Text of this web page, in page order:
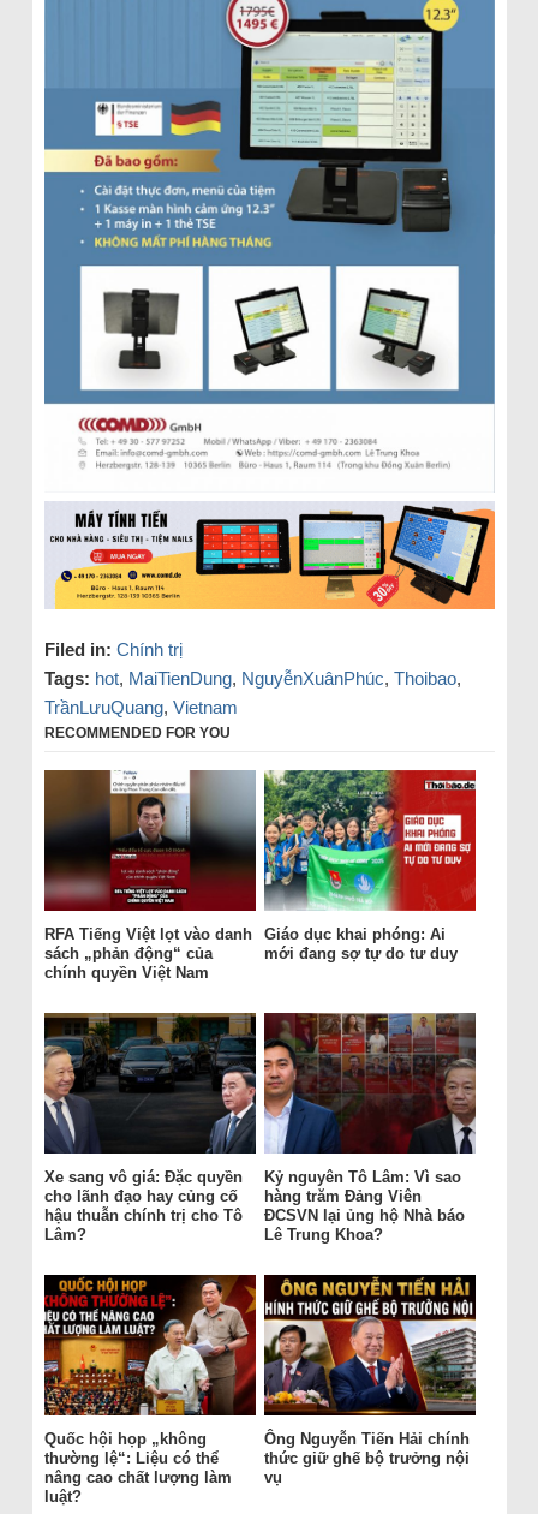
Filed in: Chính trị
Tags: hot, MaiTienDung, NguyễnXuânPhúc, Thoibao,
TrầnLưuQuang, Vietnam
RECOMMENDED FOR YOU
RFA Tiếng Việt lọt vào danh
sách „phản động“ của
chính quyền Việt Nam
Giáo dục khai phóng: Ai
mới đang sợ tự do tư duy
Xe sang vô giá: Đặc quyền
cho lãnh đạo hay củng cố
hậu thuẫn chính trị cho Tô
Lâm?
Kỷ nguyên Tô Lâm: Vì sao
hàng trăm Đảng Viên
ĐCSVN lại ủng hộ Nhà báo
Lê Trung Khoa?
Quốc hội họp „không
thường lệ“: Liệu có thể
nâng cao chất lượng làm
luật?
Ông Nguyễn Tiến Hải chính
thức giữ ghế bộ trưởng nội
vụ